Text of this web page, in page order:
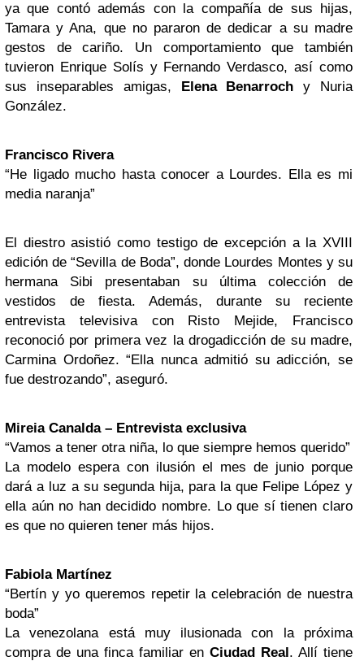
ya que contó además con la compañía de sus hijas,
Tamara y Ana, que no pararon de dedicar a su madre
gestos de cariño. Un comportamiento que también
tuvieron Enrique Solís y Fernando Verdasco, así como
sus inseparables amigas, Elena Benarroch y Nuria
González.
Francisco Rivera
“He ligado mucho hasta conocer a Lourdes. Ella es mi
media naranja”
El diestro asistió como testigo de excepción a la XVIII
edición de “Sevilla de Boda”, donde Lourdes Montes y su
hermana Sibi presentaban su última colección de
vestidos de fiesta. Además, durante su reciente
entrevista televisiva con Risto Mejide, Francisco
reconoció por primera vez la drogadicción de su madre,
Carmina Ordoñez. “Ella nunca admitió su adicción, se
fue destrozando”, aseguró.
Mireia Canalda – Entrevista exclusiva
“Vamos a tener otra niña, lo que siempre hemos querido”
La modelo espera con ilusión el mes de junio porque
dará a luz a su segunda hija, para la que Felipe López y
ella aún no han decidido nombre. Lo que sí tienen claro
es que no quieren tener más hijos.
Fabiola Martínez
“Bertín y yo queremos repetir la celebración de nuestra
boda”
La venezolana está muy ilusionada con la próxima
compra de una finca familiar en Ciudad Real. Allí tiene